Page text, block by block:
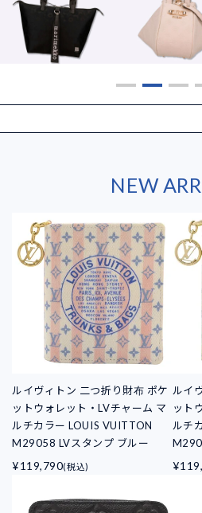
NEW
ルイヴィトン 二つ折り財布 ポケ
ットウォレット・LVチャーム マ
ルチカラー LOUIS VUITTON
M29058 LVスタンプ ブルー
¥119,790(税込)
ルイ
ット
ルチ